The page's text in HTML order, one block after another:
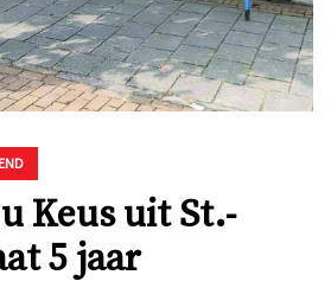
Keus uit St.-
5 jaar